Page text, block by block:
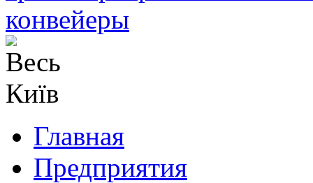
Главная
Предприятия